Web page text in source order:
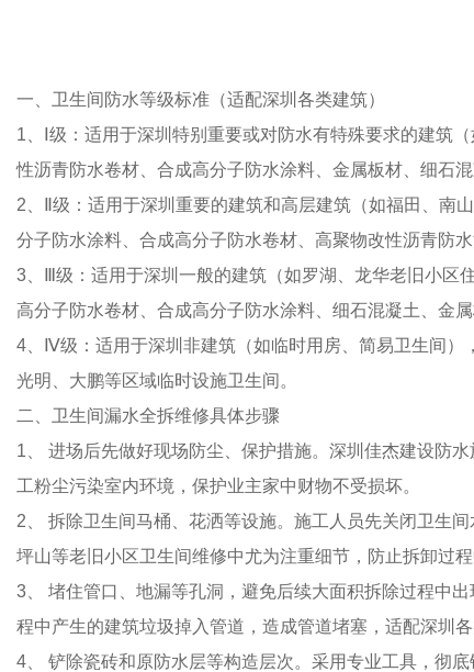
一、卫生间防水等级标准（适配深圳各类建筑）
1、Ⅰ级：适用于深圳特别重要或对防水有特殊要求的建筑
性沥青防水卷材、合成高分子防水涂料、金属板材、细石
2、Ⅱ级：适用于深圳重要的建筑和高层建筑（如福田、南
分子防水涂料、合成高分子防水卷材、高聚物改性沥青防
3、Ⅲ级：适用于深圳一般的建筑（如罗湖、龙华老旧小区
高分子防水卷材、合成高分子防水涂料、细石混凝土、金
4、Ⅳ级：适用于深圳非建筑（如临时用房、简易卫生间）
光明、大鹏等区域临时设施卫生间。
二、卫生间漏水全拆维修具体步骤
1、 进场后先做好现场防尘、保护措施。深圳佳杰建设防
工粉尘污染室内环境，保护业主家中财物不受损坏。
2、 拆除卫生间马桶、花洒等设施。施工人员先关闭卫生
坪山等老旧小区卫生间维修中尤为注重细节，防止拆卸过程
3、 堵住管口、地漏等孔洞，避免后续大面积拆除过程中
程中产生的建筑垃圾掉入管道，造成管道堵塞，适配深圳
4、 铲除瓷砖和原防水层等构造层次。采用专业工具，彻